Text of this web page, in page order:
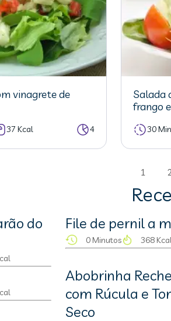
vinagrete de
37 Kcal 4
Salada
frango
30 Min
1
do
File de pernil a
0 Minutos 368
Abobrinha
com Rúcula e
Seco